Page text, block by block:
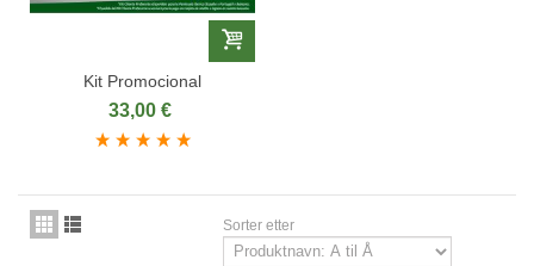
Kit Promocional
33,00 €
Sorter etter